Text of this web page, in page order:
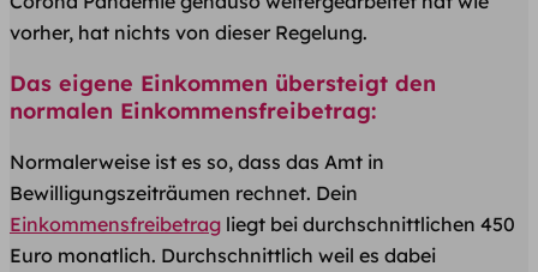
vorher, hat nichts von dieser Regelung.
Das eigene Einkommen übersteigt den
normalen Einkommensfreibetrag:
Normalerweise ist es so, dass das Amt in
Bewilligungszeiträumen rechnet. Dein
Einkommensfreibetrag liegt bei durchschnittlichen 450
Euro monatlich. Durchschnittlich weil es dabei